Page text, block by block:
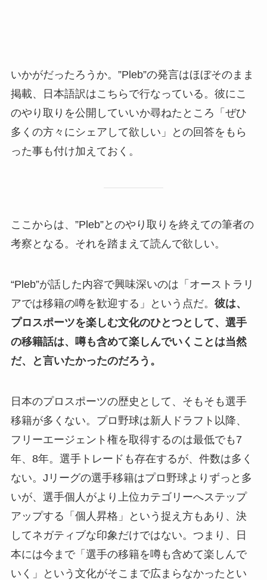
いかがだったろうか。”Pleb”の発言はほぼそのまま
掲載、日本語訳はこちらで行なっている。彼にこ
のやり取りを公開していいか尋ねたところ「ぜひ
多くの方々にシェアして欲しい」との回答をもら
った事も付け加えておく。
ここからは、”Pleb”とのやり取りを終えての筆者の
考察となる。それを踏まえて読んで欲しい。
“Pleb”が話した内容で興味深いのは「オーストラリ
アでは移籍の噂を歓迎する」という点だ。 彼は、
プロスポーツを楽しむ文化のひとつとして、選手
の移籍話は、噂も含めて楽しんでいくことは当然
だ、と言いたかったのだろう。
日本のプロスポーツの歴史として、そもそも選手
移籍が多くない。プロ野球は新人ドラフト以降、
フリーエージェント権を取得するのは最低でも7
年、8年。選手トレードも存在するが、件数は多く
ない。Jリーグの選手移籍はプロ野球よりずっと多
いが、選手個人がより上位カテゴリーへステップ
アップする「個人昇格」という捉え方もあり、決
してネガティブな印象だけではない。つまり、日
本には今まで「選手の移籍を噂も含めて楽しんで
いく」という文化がそこまで広まらなかったとい